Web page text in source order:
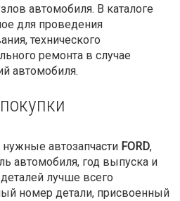
автомобиля. В каталоге
для проведения
технического
ремонта в случае
автомобиля.
автозапчасти FORD,
автомобиля, год выпуска и
лучше всего
номер детали, присвоенный